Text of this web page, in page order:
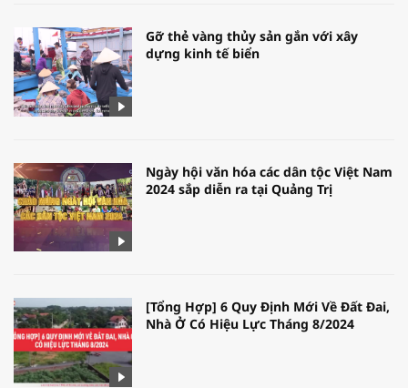
Gỡ thẻ vàng thủy sản gắn với xây
dựng kinh tế biển
Ngày hội văn hóa các dân tộc Việt Nam
2024 sắp diễn ra tại Quảng Trị
[Tổng Hợp] 6 Quy Định Mới Về Đất Đai,
Nhà Ở Có Hiệu Lực Tháng 8/2024